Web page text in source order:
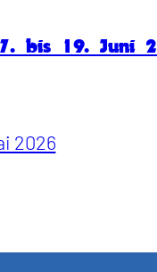
bis 19. Juni
2026